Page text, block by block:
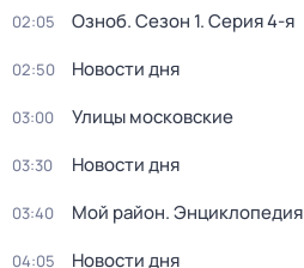
02:05 Озноб. Сезон 1. Серия 4-я
02:50 Новости дня
03:00 Улицы московские
03:30 Новости дня
03:40 Мой район. Энциклопедия
04:05 Новости дня